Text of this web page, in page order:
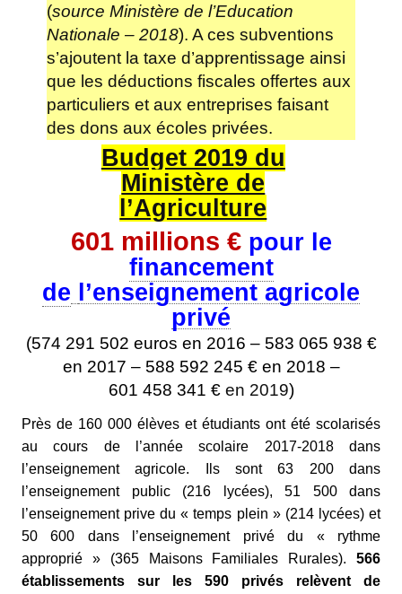
(source Ministère de l’Education
Nationale – 2018). A ces subventions
s’ajoutent la taxe d’apprentissage ainsi
que les déductions fiscales offertes aux
particuliers et aux entreprises faisant
des dons aux écoles privées.
Budget 2019 du
Ministère de
l’Agriculture
601 millions € pour le
financement
de l’enseignement agricole
privé
(574 291 502 euros en 2016 – 583 065 938 €
en 2017 – 588 592 245 € en 2018 –
601 458 341 €en 2019)
Près de 160 000 élèves et étudiants ont été scolarisés
au cours de l’année scolaire 2017-2018 dans
l’enseignement agricole. Ils sont 63 200 dans
l’enseignement public (216 lycées), 51 500 dans
l’enseignement prive du « temps plein » (214 lycées) et
50 600 dans l’enseignement privé du « rythme
approprié » (365 Maisons Familiales Rurales). 566
établissements sur les 590 privés relèvent de